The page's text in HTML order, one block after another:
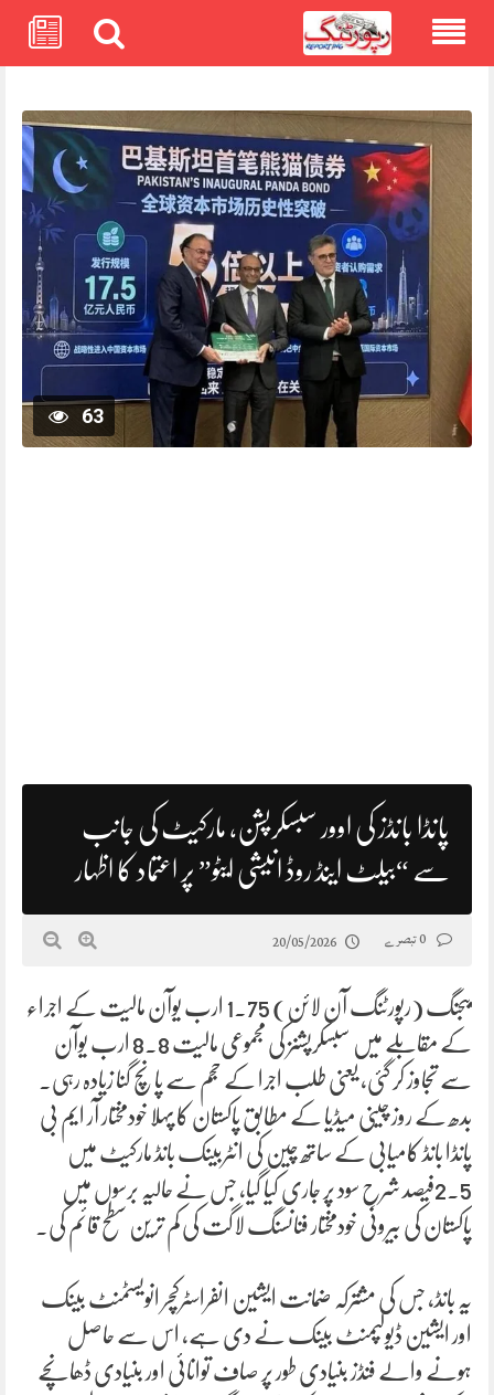
63
پانڈا بانڈز کی اوور سبسکرپشن، مارکیٹ کی جانب
سے “بیلٹ اینڈ روڈ انیشی ایٹو” پر اعتماد کا اظہار
20/05/2026
بیجنگ (رپورٹنگ آن لائن) 1.75 ارب یوآن مالیت کے اجراء
کے مقابلے میں سبسکرپشنز کی مجموعی مالیت 8.8 ارب یوآن
سے تجاوز کر گئی، یعنی طلب اجرا کے حجم سے پانچ گنا زیادہ رہی۔
بدھ کے روز چینی میڈیا کے مطابق پاکستان کا پہلا خودمختار آر ایم بی
پانڈا بانڈ کامیابی کے ساتھ چین کی انٹربینک بانڈ مارکیٹ میں
2.5فیصد شرحِ سود پر جاری کیا گیا، جس نے حالیہ برسوں میں
پاکستان کی بیرونی خودمختار فنانسنگ لاگت کی کم ترین سطح قائم کی۔
یہ بانڈ، جس کی مشترکہ ضمانت ایشین انفراسٹرکچر انویسٹمنٹ بینک
اور ایشین ڈیولپمنٹ بینک نے دی ہے، اس سے حاصل
ہونے والے فنڈز بنیادی طور پر صاف توانائی اور بنیادی ڈھانچے